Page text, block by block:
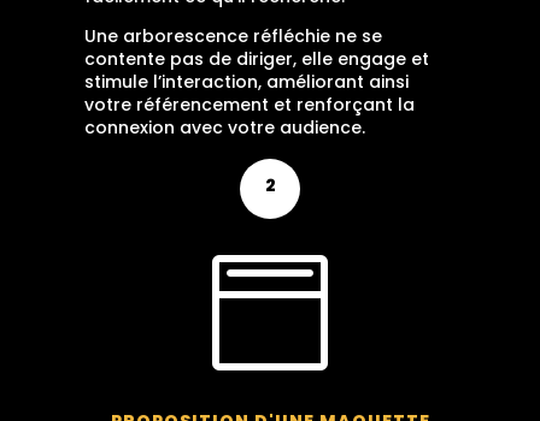
Une arborescence réfléchie ne se
contente pas de diriger, elle engage et
stimule l’interaction, améliorant ainsi
votre référencement et renforçant la
connexion avec votre audience.
2
